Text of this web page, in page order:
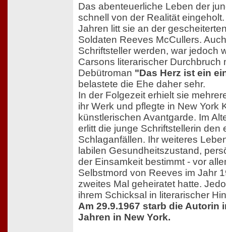
Das abenteuerliche Leben der
schnell von der Realität
Jahren litt sie an der
Soldaten Reeves McCullers.
Schriftsteller werden, war jedoch
Carsons literarischer Durchbruch
Debütroman "Das Herz ist ein
belastete die Ehe daher sehr.
In der Folgezeit erhielt sie
ihr Werk und pflegte in New York
künstlerischen Avantgarde. Im
erlitt die junge Schriftstellerin den
Schlaganfällen. Ihr weiteres
labilen Gesundheitszustand,
der Einsamkeit bestimmt - vor
Selbstmord von Reeves im Jahr
zweites Mal geheiratet hatte.
ihrem Schicksal in literarischer
Am 29.9.1967 starb die Autorin
Jahren in New York.